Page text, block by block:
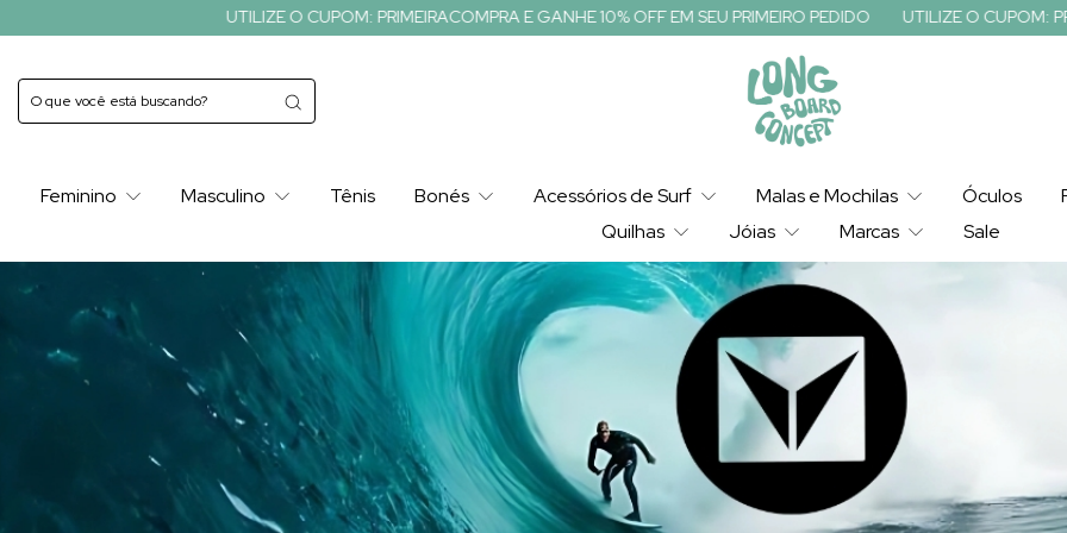
UTILIZE O CUPOM: PRIMEIRACOMPRA E GANHE 10% OFF EM SEU PRIMEIRO PEDIDO UTILIZE O CUPOM: PRIMEIRACOMPRA E
Feminino Masculino Tênis Bonés Acessórios de Surf Malas e Mochilas Óculos
Quilhas
Jóias Marcas Sale